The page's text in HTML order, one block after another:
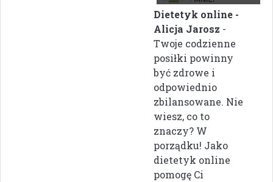
Dietetyk online -
Alicja Jarosz -
Twoje codzienne
posiłki powinny
być zdrowe i
odpowiednio
zbilansowane. Nie
wiesz, co to
znaczy? W
porządku! Jako
dietetyk online
pomogę Ci